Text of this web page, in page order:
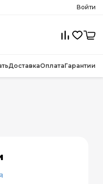
Войти
ДоставкаОплатаГарантии